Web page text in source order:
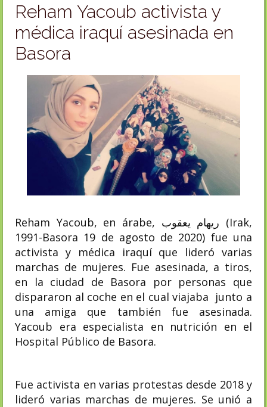
Reham Yacoub activista y
médica iraquí asesinada en
Basora
Reham Yacoub, en árabe, ريهام يعقوب (Irak,
1991-Basora 19 de agosto de 2020) fue una
activista y médica iraquí que lideró varias
marchas de mujeres. Fue asesinada, a tiros,
en la ciudad de Basora por personas que
dispararon al coche en el cual viajaba junto a
una amiga que también fue asesinada.​
Yacoub era especialista en nutrición en el
Hospital Público de Basora.
Fue activista en varias protestas desde 2018 y
lideró varias marchas de mujeres.​ Se unió a